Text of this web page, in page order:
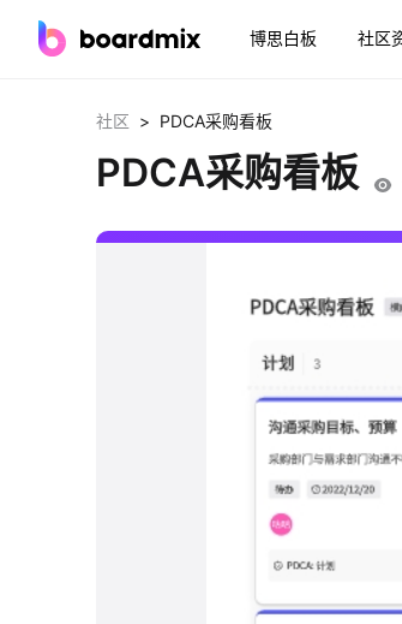
博思白板 社区
社区 > PDCA采购看板
PDCA采购看板